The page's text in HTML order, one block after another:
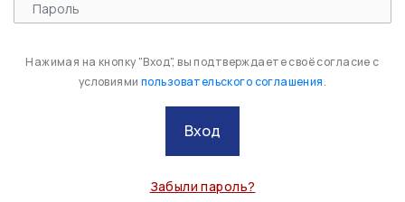
Нажимая на кнопку "Вход", вы подтверждаете своё согласие с
условиями пользовательского соглашения.
Вход
Забыли пароль?